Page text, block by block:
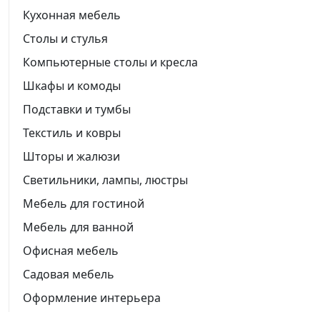
Кухонная мебель
Столы и стулья
Компьютерные столы и кресла
Шкафы и комоды
Подставки и тумбы
Текстиль и ковры
Шторы и жалюзи
Светильники, лампы, люстры
Мебель для гостиной
Мебель для ванной
Офисная мебель
Садовая мебель
Оформление интерьера